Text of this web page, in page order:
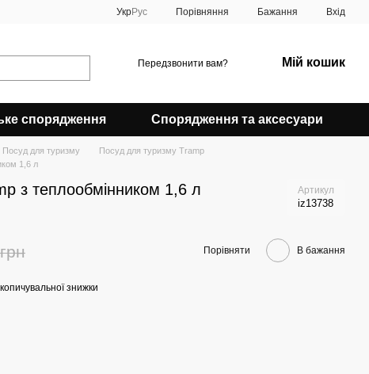
УкрРус Порівняння Бажання Вхід
Передзвонити вам? Мій кошик
спорядження Спорядження та аксесуари
Посуд для туризму
Посуд для туризму Tramp
1,6 л
з теплообмінником 1,6 л Артикул
iz13738
Порівняти В бажання
знижки